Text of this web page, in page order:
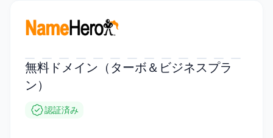
無料ドメイン（ターボ＆ビジネスプラ
ン）
認証済み